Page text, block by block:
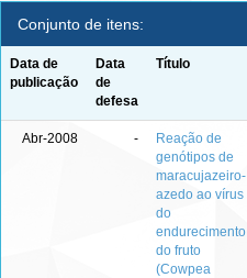
Conjunto de itens:
Data de
publicação
Data
de
defesa
Título
Abr-2008 -
Reação de
genótipos de
maracujazeiro-
azedo ao vírus
do
endurecimento
do fruto
(Cowpea